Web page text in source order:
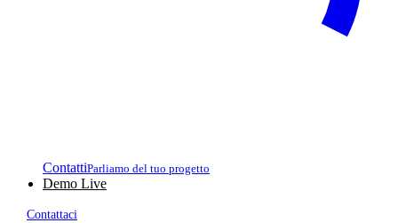
ContattiParliamo del tuo progetto
Demo Live
Contattaci